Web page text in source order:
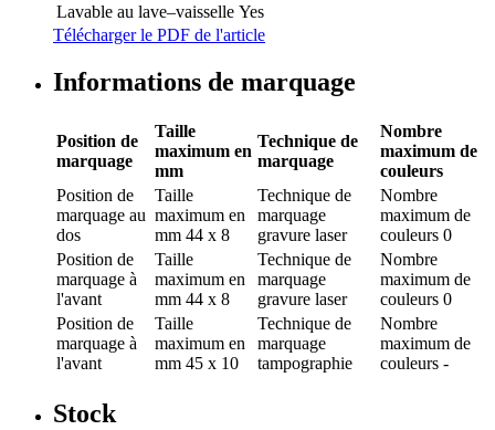
Lavable au lave–vaisselle Yes
Télécharger le PDF de l'article
Informations de marquage
Position de
marquage
Taille
maximum en
mm
Technique de
marquage
Nombre
maximum de
couleurs
Position de
marquage au
dos
Taille
maximum en
mm 44 x 8
Technique de
marquage
gravure laser
Nombre
maximum de
couleurs 0
Position de
marquage à
l'avant
Taille
maximum en
mm 44 x 8
Technique de
marquage
gravure laser
Nombre
maximum de
couleurs 0
Position de
marquage à
l'avant
Taille
maximum en
mm 45 x 10
Technique de
marquage
tampographie
Nombre
maximum de
couleurs -
Stock